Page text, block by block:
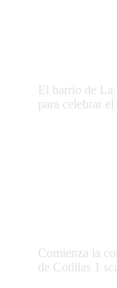
El barrio de La
para celebrar
Comienza la
de Cotillas 1